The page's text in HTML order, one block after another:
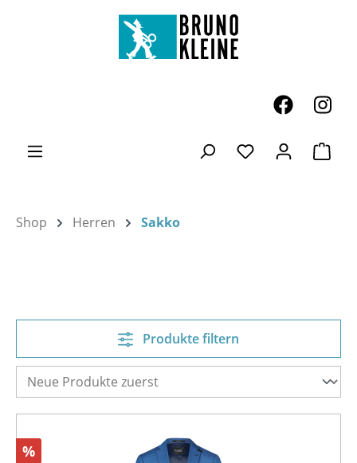
Zum Hauptinhalt springen
Du hast 0
Shop Herren Sakko
Produkte filtern
Rabatt
%